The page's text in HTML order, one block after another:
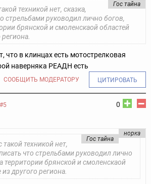
Гос тайна
техникой нет, сказка,
стрельбами руководил лично богов,
брянской и смоленскаой областей
что в клинцах есть мотострелковая
наверняка РЕАДН есть
СООБЩИТЬ МОДЕРАТОРУ ЦИТИРОВАТЬ
0
#5
норка
Гос тайна
такой техникой нет,
что стрельбами руководил лично
территории брянской и смоленскаой
другого региона.